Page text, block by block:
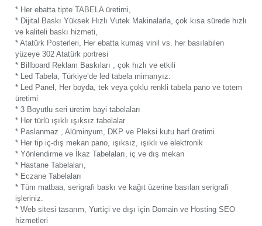
* Her ebatta tipte TABELA üretimi,
* Dijital Baskı Yüksek Hızlı Vutek Makinalarla, çok kısa sürede hızlı
ve kaliteli baskı hizmeti,
* Atatürk Posterleri, Her ebatta kumaş vinil vs. her basılabilen
yüzeye 302 Atatürk portresi
* Billboard Reklam Baskıları , çok hızlı ve etkili
* Led Tabela, Türkiye’de led tabela mimarıyız.
* Led Panel, Her boyda, tek veya çoklu renkli tabela pano ve totem
üretimi
* 3 Boyutlu seri üretim bayi tabelaları
* Her türlü ışıklı ışıksız tabelalar
* Paslanmaz , Alüminyum, DKP ve Pleksi kutu harf üretimi
* Her tip iç-dış mekan pano, ışıksız, ışıklı ve elektronik
* Yönlendirme ve İkaz Tabelaları, iç ve dış mekan
* Hastane Tabelaları,
* Eczane Tabelaları
* Tüm matbaa, serigrafi baskı ve kağıt üzerine basılan serigrafi
işleriniz.
* Web sitesi tasarım, Yurtiçi ve dışı için Domain ve Hosting SEO
hizmetleri